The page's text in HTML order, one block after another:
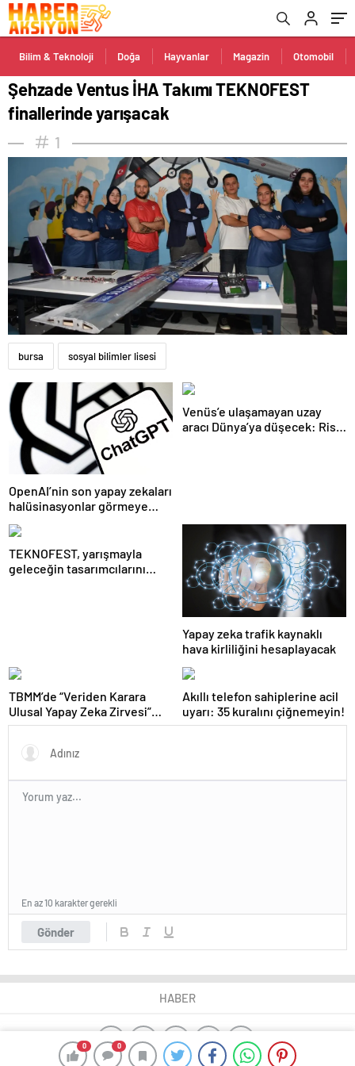
Bilim & Teknoloji Doğa Hayvanlar Magazin Otomobil
Şehzade Ventus İHA Takımı TEKNOFEST
finallerinde yarışacak
1
0 0
bursa sosyal bilimler lisesi
OpenAI’nin son yapay zekaları
halüsinasyonlar görmeye
başladı
Venüs’e ulaşamayan uzay
aracı Dünya’ya düşecek: Risk
TEKNOFEST, yarışmayla
geleceğin tasarımcılarını
Yapay zeka trafik kaynaklı
hava kirliliğini hesaplayacak
TBMM’de “Veriden Karara
Ulusal Yapay Zeka Zirvesi”
başladı
Akıllı telefon sahiplerine acil
uyarı: 35 kuralını çiğnemeyin!
Gönder
En az 10 karakter gerekli
HABER